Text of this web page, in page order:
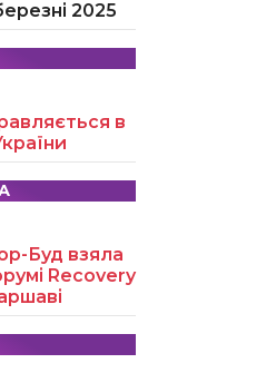
2025
в
Буд взяла
Recovery